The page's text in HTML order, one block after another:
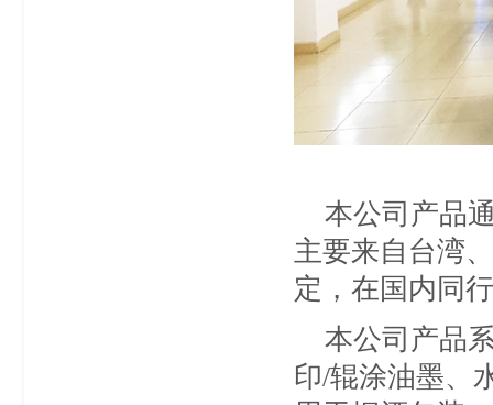
本公司产品通
主要来自台湾
定，在国内同
本公司产品
印/辊涂油墨、